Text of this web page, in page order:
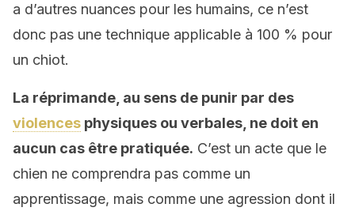
a d’autres nuances pour les humains, ce n’est
donc pas une technique applicable à 100 % pour
un chiot.
La réprimande, au sens de punir par des
violences physiques ou verbales, ne doit en
aucun cas être pratiquée. C’est un acte que le
chien ne comprendra pas comme un
apprentissage, mais comme une agression dont il